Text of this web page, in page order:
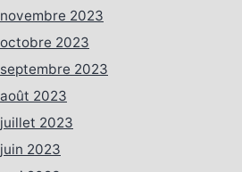
novembre 2023
octobre 2023
septembre 2023
août 2023
juillet 2023
juin 2023